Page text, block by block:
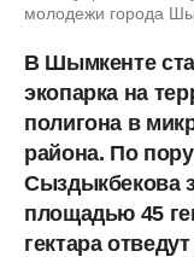
молодежи города
В Шымкенте
экопарка на
полигона в
района. По
Сыздыкбекова
площадью 45
гектара